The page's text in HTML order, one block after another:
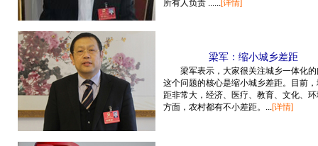
所有人负责 ......[详情]
梁军：缩小城乡差距
梁军表示，大家很关注城乡一体化
这个问题的核心是缩小城乡差距。目前
距非常大，经济、医疗、教育、文化、
方面，农村都有不小差距。...[详情]